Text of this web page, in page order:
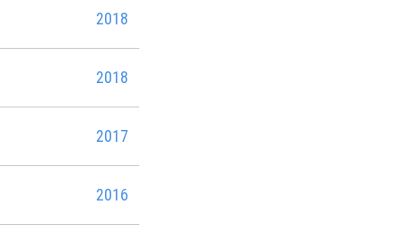
2018
2018
2017
2016